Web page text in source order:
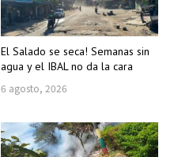
El Salado se seca! Semanas sin
agua y el IBAL no da la cara
6 agosto, 2026